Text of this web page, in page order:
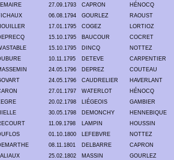
27.09.1793 CAPRON
HÉNOCQ
06.08.1794 GOURLEZ
RAOUST
17.01.1795 COGEZ
LORTIOZ
15.10.1795 BAUCOUR
COCRET
15.10.1795 DINCQ
NOTTEZ
10.11.1795 DETEVE
CARPENTIER
24.05.1796 DEPREZ
COUTEAU
24.05.1796 CAUDRELIER
HAVERLANT
27.01.1797 WATERLOT
HÉNOCQ
20.02.1798 LIÉGEOIS
GAMBIER
30.05.1798 DEMONCHY
HENNEBIQUE
11.09.1798 LAMPIN
HOUSSIN
01.10.1800 LEFEBVRE
NOTTEZ
08.11.1801 DELBARRE
CAPRON
25.02.1802 MASSIN
GOURLEZ